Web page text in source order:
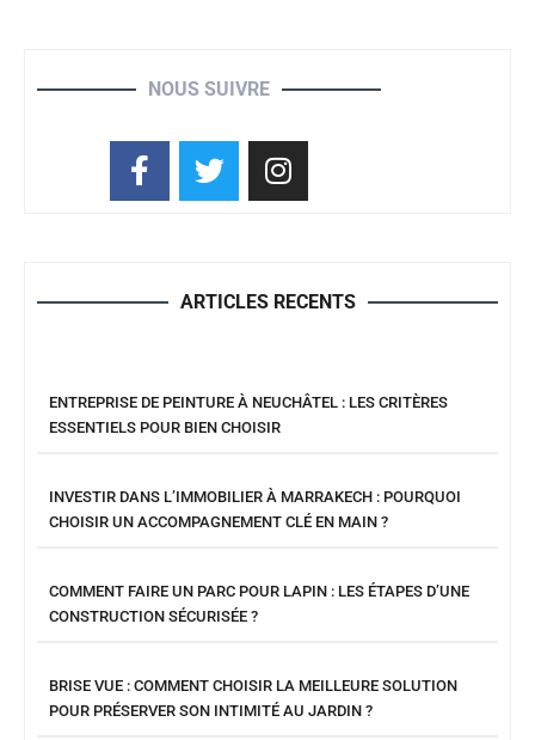
NOUS SUIVRE
ARTICLES RECENTS
ENTREPRISE DE PEINTURE À NEUCHÂTEL : LES CRITÈRES
ESSENTIELS POUR BIEN CHOISIR
INVESTIR DANS L’IMMOBILIER À MARRAKECH : POURQUOI
CHOISIR UN ACCOMPAGNEMENT CLÉ EN MAIN ?
COMMENT FAIRE UN PARC POUR LAPIN : LES ÉTAPES D’UNE
CONSTRUCTION SÉCURISÉE ?
BRISE VUE : COMMENT CHOISIR LA MEILLEURE SOLUTION
POUR PRÉSERVER SON INTIMITÉ AU JARDIN ?